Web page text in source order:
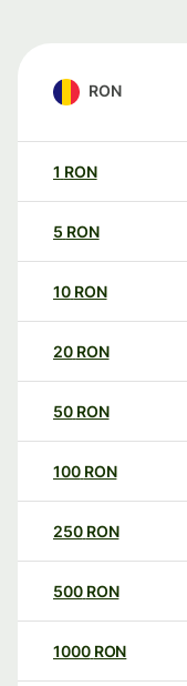
RON
1 RON
5 RON
10 RON
20 RON
50 RON
100 RON
250 RON
500 RON
1000 RON